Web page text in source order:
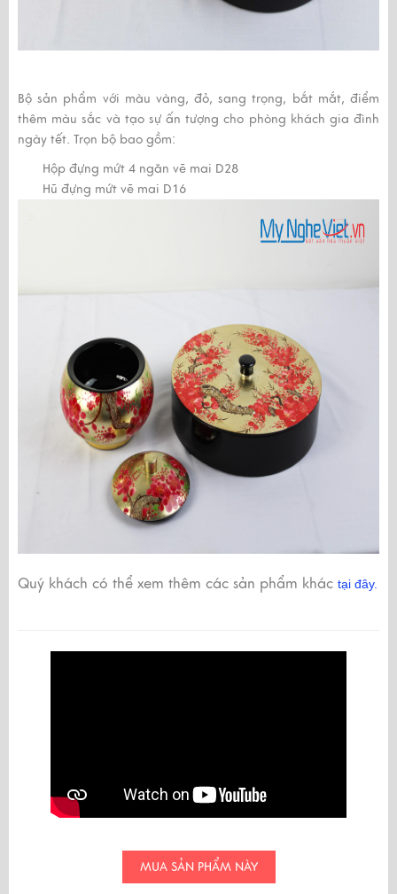
Bộ sản phẩm với màu vàng, đỏ, sang trọng, bắt mắt, điểm
thêm màu sắc và tạo sự ấn tượng cho phòng khách gia đình
ngày tết. Trọn bộ bao gồm:
Hộp đựng mứt 4 ngăn vẽ mai D28
Hũ đựng mứt vẽ mai D16
Quý khách có thể xem thêm các sản phẩm khác tại đây.
MUA SẢN PHẨM NÀY